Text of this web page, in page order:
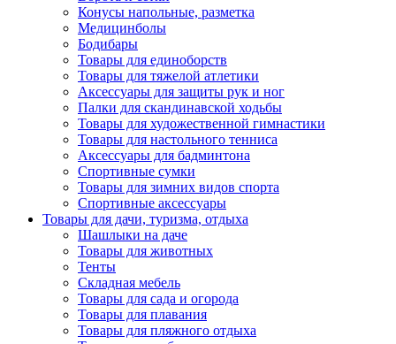
Конусы напольные, разметка
Медицинболы
Бодибары
Товары для единоборств
Товары для тяжелой атлетики
Аксессуары для защиты рук и ног
Палки для скандинавской ходьбы
Товары для художественной гимнастики
Товары для настольного тенниса
Аксессуары для бадминтона
Спортивные сумки
Товары для зимних видов спорта
Спортивные аксессуары
Товары для дачи, туризма, отдыха
Шашлыки на даче
Товары для животных
Тенты
Складная мебель
Товары для сада и огорода
Товары для плавания
Товары для пляжного отдыха